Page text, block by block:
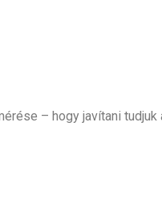
– hogy javítani